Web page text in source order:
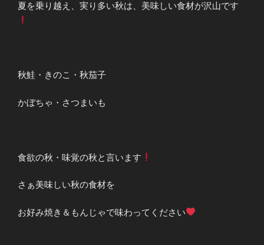
夏を乗り越え、実り多い秋は、美味しい食材が沢山です
秋鮭・きのこ・秋茄子
かぼちゃ・さつまいも
食欲の秋・味覚の秋と言います
さぁ美味しい秋の食材を
お好み焼き＆もんじゃで味わってください